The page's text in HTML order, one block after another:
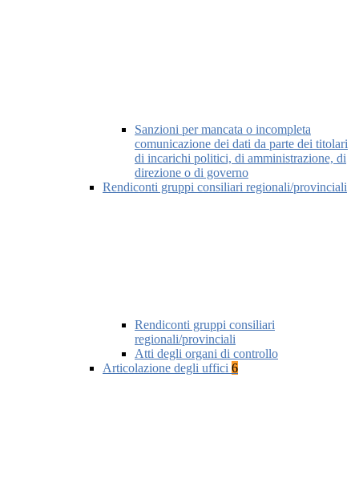
Sanzioni per mancata o incompleta
comunicazione dei dati da parte dei titolari
di incarichi politici, di amministrazione, di
direzione o di governo
Rendiconti gruppi consiliari regionali/provinciali
Rendiconti gruppi consiliari
regionali/provinciali
Atti degli organi di controllo
Articolazione degli uffici 6